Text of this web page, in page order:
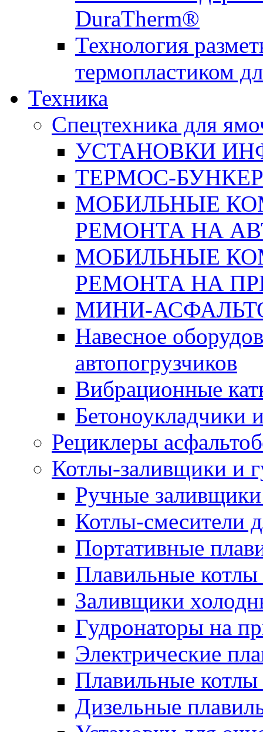
DuraTherm®
Технология
термопластиком
Техника
Спецтехника для
УСТАНОВКИ
ТЕРМОС-
МОБИЛЬНЫЕ
РЕМОНТА НА
МОБИЛЬНЫЕ
РЕМОНТА НА
МИНИ-
Навесное
автопогрузчиков
Вибрационные
Бетоноукладчики
Рециклеры
Котлы-заливщики и
Ручные заливщики
Котлы-смесители
Портативные
Плавильные
Заливщики
Гудронаторы на
Электрические
Плавильные
Дизельные